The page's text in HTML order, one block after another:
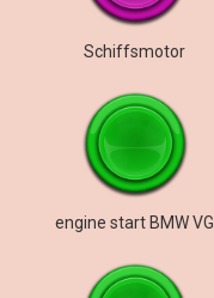
Schiffsmotor
engine start BMW VG